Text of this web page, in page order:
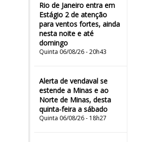
Rio de Janeiro entra em
Estágio 2 de atenção
para ventos fortes, ainda
nesta noite e até
domingo
Quinta 06/08/26 - 20h43
Alerta de vendaval se
estende a Minas e ao
Norte de Minas, desta
quinta-feira a sábado
Quinta 06/08/26 - 18h27